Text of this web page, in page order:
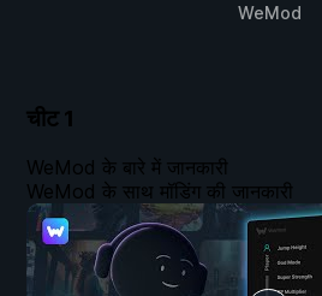
WeMod
चीट 1
WeMod के बारे में जानकारी
WeMod के साथ मॉडिंग की जानकारी